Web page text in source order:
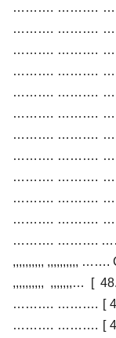
………. ……….
………. ……….
………. ……….
………. ……….
………. ……….
………. ……….
………. ……….
………. ……….
………. ……….
………. ……….
………. ……….
………. ………. ……….
,,,,,,,,,, ,,,,,,,,,, …….
,,,,,,,,,, ,,,,,,,… [
………. ………. [
………. ………. [